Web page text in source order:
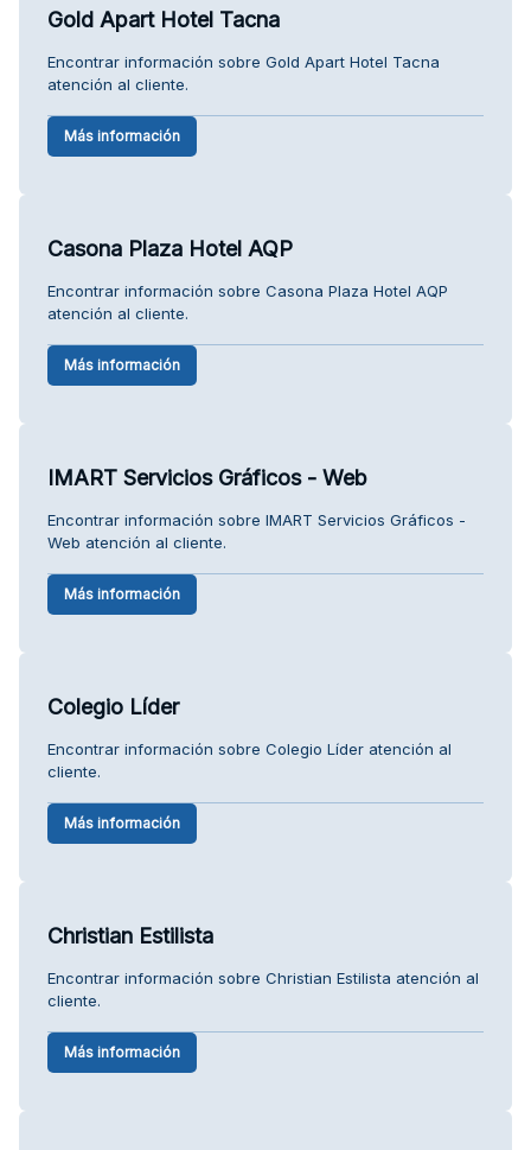
Gold Apart Hotel Tacna
Encontrar información sobre Gold Apart Hotel Tacna
atención al cliente.
Más información
Casona Plaza Hotel AQP
Encontrar información sobre Casona Plaza Hotel AQP
atención al cliente.
Más información
IMART Servicios Gráficos - Web
Encontrar información sobre IMART Servicios Gráficos -
Web atención al cliente.
Más información
Colegio Líder
Encontrar información sobre Colegio Líder atención al
cliente.
Más información
Christian Estilista
Encontrar información sobre Christian Estilista atención al
cliente.
Más información